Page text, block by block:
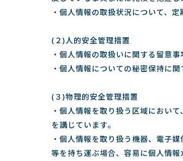
・個人情報の取扱状況について、
(２)人的安全管理措置
・個人情報の取扱いに関する留意
・個人情報についての秘密保持に
(３)物理的安全管理措置
・個人情報を取り扱う区域におい
を講じています。
・個人情報を取り扱う機器、電子
等を持ち運ぶ場合、容易に個人情報